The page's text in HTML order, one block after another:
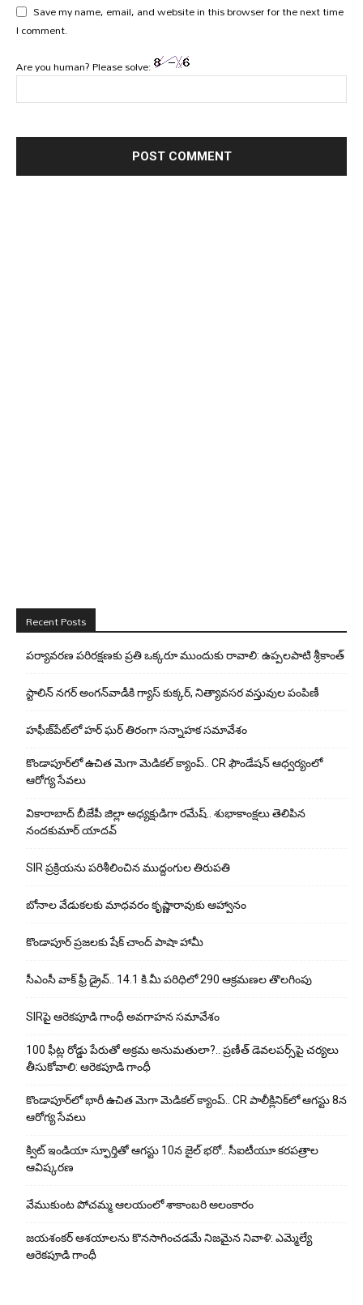
Save my name, email, and website in this browser for the next time
I comment.
Are you human? Please solve:
Recent Posts
పర్యావరణ పరిరక్షణకు ప్రతి ఒక్కరూ ముందుకు రావాలి: ఉప్పలపాటి శ్రీకాంత్
స్టాలిన్ నగర్ అంగన్‌వాడీకి గ్యాస్ కుక్కర్, నిత్యావసర వస్తువుల పంపిణీ
హఫీజ్‌పేట్‌లో హర్ ఘర్ తిరంగా సన్నాహక సమావేశం
కొండాపూర్‌లో ఉచిత మెగా మెడికల్ క్యాంప్.. CR ఫౌండేషన్ ఆధ్వర్యంలో
ఆరోగ్య సేవలు
వికారాబాద్ బీజేపీ జిల్లా అధ్యక్షుడిగా రమేష్‌.. శుభాకాంక్షలు తెలిపిన
నందకుమార్ యాదవ్
SIR ప్రక్రియను పరిశీలించిన ముద్దంగుల తిరుపతి
బోనాల వేడుకలకు మాధవరం కృష్ణారావుకు ఆహ్వానం
కొండాపూర్ ప్రజలకు షేక్ చాంద్ పాషా హామీ
సీఎంసీ వాక్ ఫ్రీ డ్రైవ్.. 14.1 కి.మీ పరిధిలో 290 ఆక్రమణల తొలగింపు
SIRపై ఆరెకపూడి గాంధీ అవగాహన సమావేశం
100 ఫీట్ల రోడ్డు పేరుతో అక్రమ అనుమతులా?.. ప్రణీత్ డెవలపర్స్‌పై చర్యలు
తీసుకోవాలి: ఆరెకపూడి గాంధీ
కొండాపూర్‌లో భారీ ఉచిత మెగా మెడికల్ క్యాంప్.. CR పాలీక్లినిక్‌లో ఆగస్టు 8న
ఆరోగ్య సేవలు
క్విట్ ఇండియా స్ఫూర్తితో ఆగస్టు 10న జైల్ భరో.. సీఐటీయూ కరపత్రాల
ఆవిష్కరణ
వేముకుంట పోచమ్మ ఆలయంలో శాకాంబరి అలంకారం
జయశంకర్ ఆశయాలను కొనసాగించడమే నిజమైన నివాళి: ఎమ్మెల్యే
ఆరెక‌పూడి గాంధీ